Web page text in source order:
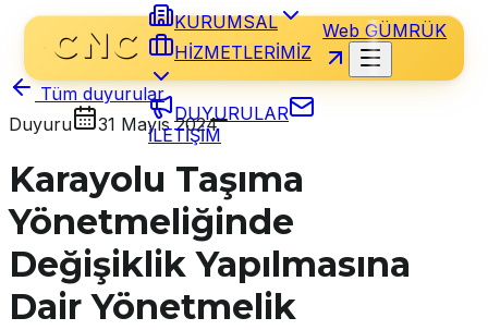
KURUMSAL
HİZMETLERİMİZ
DUYURULAR
İLETİŞİM
Web GÜMRÜK
Tüm duyurular
Duyuru
31 Mayıs 2024
Karayolu Taşıma
Yönetmeliğinde
Değişiklik Yapılmasına
Dair Yönetmelik